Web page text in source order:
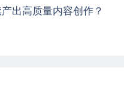
出高质量内容创作？